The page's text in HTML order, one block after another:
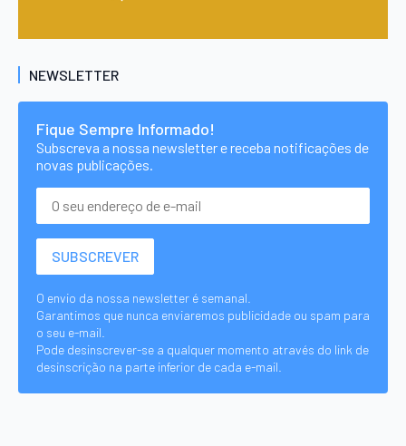
NEWSLETTER
Fique Sempre Informado!
Subscreva a nossa newsletter e receba notificações de
novas publicações.
O envio da nossa newsletter é semanal.
Garantimos que nunca enviaremos publicidade ou spam para
o seu e-mail.
Pode desinscrever-se a qualquer momento através do link de
desinscrição na parte inferior de cada e-mail.